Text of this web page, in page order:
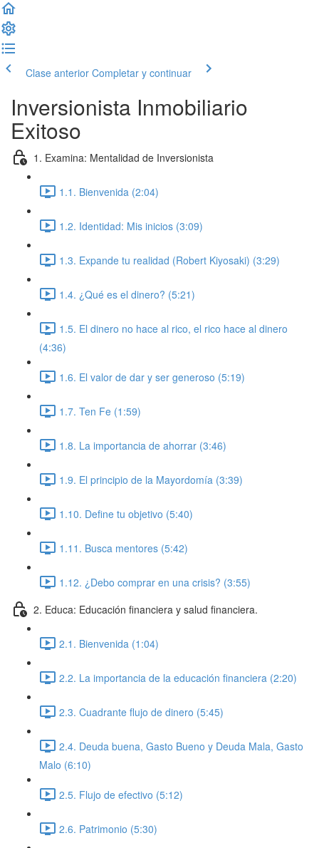
Clase anterior Completar y continuar
Inversionista Inmobiliario
Exitoso
1. Examina: Mentalidad de Inversionista
1.1. Bienvenida (2:04)
1.2. Identidad: Mis inicios (3:09)
1.3. Expande tu realidad (Robert Kiyosaki) (3:29)
1.4. ¿Qué es el dinero? (5:21)
1.5. El dinero no hace al rico, el rico hace al dinero
(4:36)
1.6. El valor de dar y ser generoso (5:19)
1.7. Ten Fe (1:59)
1.8. La importancia de ahorrar (3:46)
1.9. El principio de la Mayordomía (3:39)
1.10. Define tu objetivo (5:40)
1.11. Busca mentores (5:42)
1.12. ¿Debo comprar en una crisis? (3:55)
2. Educa: Educación financiera y salud financiera.
2.1. Bienvenida (1:04)
2.2. La importancia de la educación financiera (2:20)
2.3. Cuadrante flujo de dinero (5:45)
2.4. Deuda buena, Gasto Bueno y Deuda Mala, Gasto
Malo (6:10)
2.5. Flujo de efectivo (5:12)
2.6. Patrimonio (5:30)